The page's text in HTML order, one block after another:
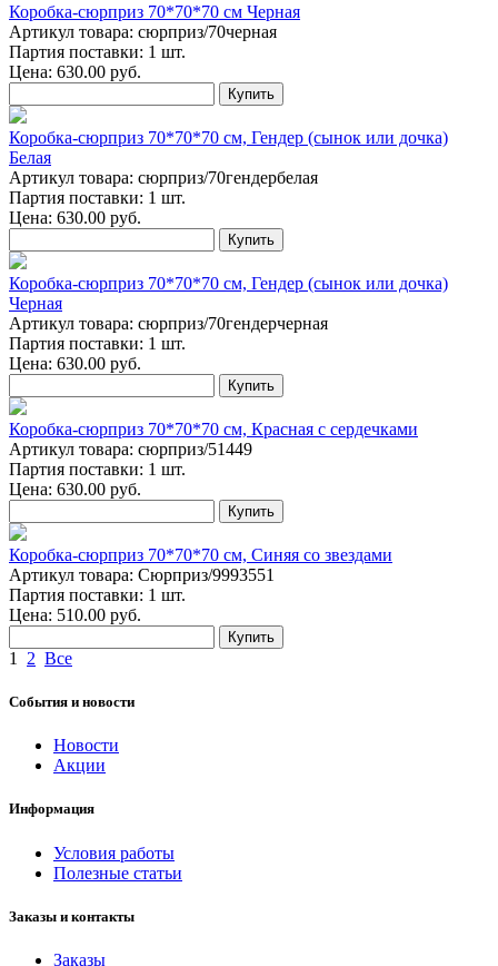
Коробка-сюрприз 70*70*70 см Черная
Артикул товара: сюрприз/70черная
Партия поставки: 1 шт.
Цена: 630.00 руб.
Купить
Коробка-сюрприз 70*70*70 см, Гендер (сынок или дочка)
Белая
Артикул товара: сюрприз/70гендербелая
Партия поставки: 1 шт.
Цена: 630.00 руб.
Купить
Коробка-сюрприз 70*70*70 см, Гендер (сынок или дочка)
Черная
Артикул товара: сюрприз/70гендерчерная
Партия поставки: 1 шт.
Цена: 630.00 руб.
Купить
Коробка-сюрприз 70*70*70 см, Красная с сердечками
Артикул товара: сюрприз/51449
Партия поставки: 1 шт.
Цена: 630.00 руб.
Купить
Коробка-сюрприз 70*70*70 см, Синяя со звездами
Артикул товара: Сюрприз/9993551
Партия поставки: 1 шт.
Цена: 510.00 руб.
Купить
1 2 Все
События и новости
Новости
Акции
Информация
Условия работы
Полезные статьи
Заказы и контакты
Заказы